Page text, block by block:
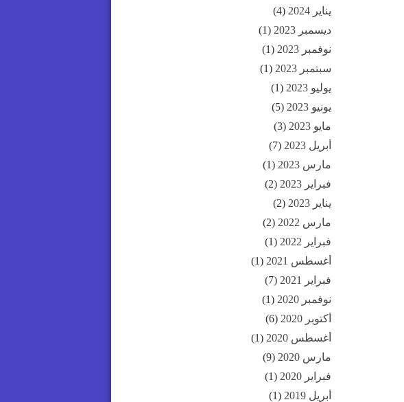
يناير 2024
(4)
ديسمبر 2023
(1)
نوفمبر 2023
(1)
سبتمبر 2023
(1)
يوليو 2023
(1)
يونيو 2023
(5)
مايو 2023
(3)
أبريل 2023
(7)
مارس 2023
(1)
فبراير 2023
(2)
يناير 2023
(2)
مارس 2022
(2)
فبراير 2022
(1)
أغسطس 2021
(1)
فبراير 2021
(7)
نوفمبر 2020
(1)
أكتوبر 2020
(6)
أغسطس 2020
(1)
مارس 2020
(9)
فبراير 2020
(1)
أبريل 2019
(1)